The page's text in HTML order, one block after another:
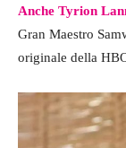
Anche Tyrion
Gran Maestro
originale della